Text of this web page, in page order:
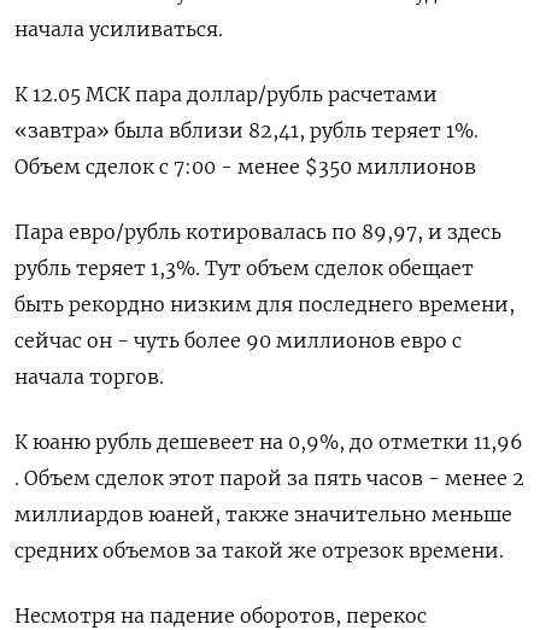
начала усиливаться.
К 12.05 МСК пара доллар/рубль расчетами
«завтра» была вблизи 82,41, рубль теряет 1%.
Объем сделок с 7:00 - менее $350 миллионов
Пара евро/рубль котировалась по 89,97, и здесь
рубль теряет 1,3%. Тут объем сделок обещает
быть рекордно низким для последнего времени,
сейчас он - чуть более 90 миллионов евро с
начала торгов.
К юаню рубль дешевеет на 0,9%, до отметки 11,96
. Объем сделок этот парой за пять часов - менее 2
миллиардов юаней, также значительно меньше
средних объемов за такой же отрезок времени.
Несмотря на падение оборотов, перекос